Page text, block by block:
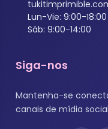
Lun-Vie: 9:00-18:00
Sáb: 9:00-14:00
Siga-nos
Mantenha-se
canais de mídia